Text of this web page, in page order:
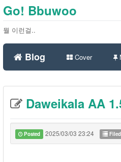
Go! Bbuwoo
뭘 이런걸..
Blog Cover
Daweikala AA
Posted 2025/03/03 23:24